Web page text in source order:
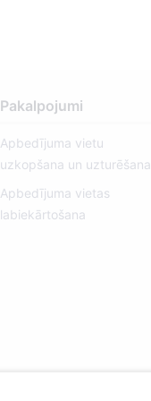
Pakalpojumi
Apbedījuma vietu
uzkopšana un uzturēšana
Apbedījuma vietas
labiekārtošana